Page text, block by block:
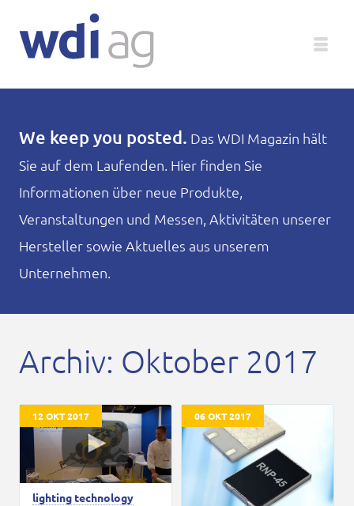
Unternehmen
Produkte
Service
Magazin
Karriere
We keep you posted. Das WDI Magazin hält
Sie auf dem Laufenden. Hier finden Sie
Informationen über neue Produkte,
Veranstaltungen und Messen, Aktivitäten unserer
Hersteller sowie Aktuelles aus unserem
Unternehmen.
Archiv: Oktober 2017
12 OKT 2017
lighting technology
06 OKT 2017